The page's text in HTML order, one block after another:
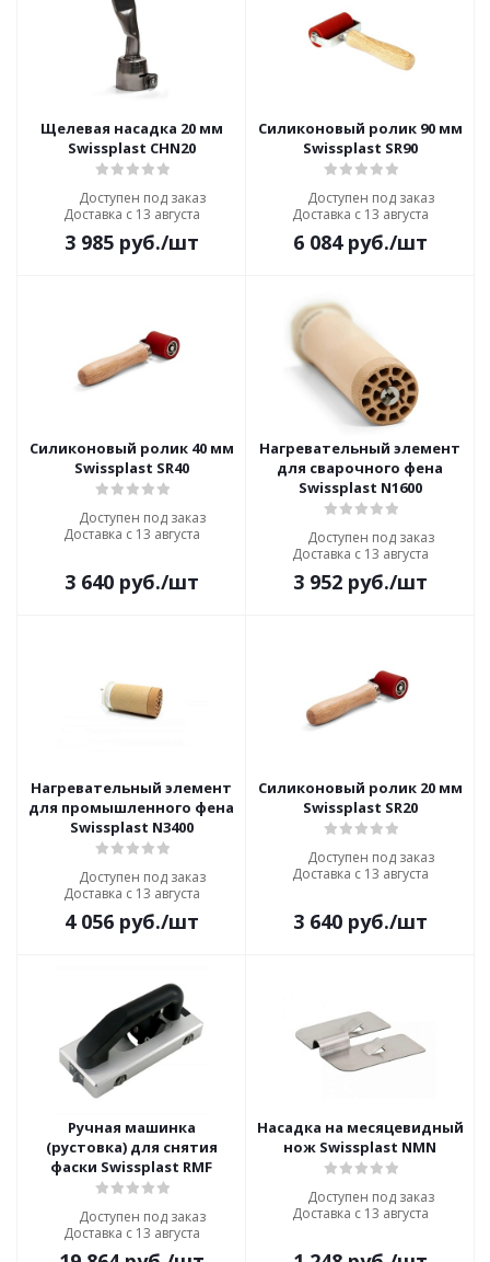
Щелевая насадка 20 мм
Swissplast CHN20
Доступен под заказ
Доставка с 13 августа
3 985руб./шт
Силиконовый ролик 90 мм
Swissplast SR90
Доступен под заказ
Доставка с 13 августа
6 084руб./шт
Силиконовый ролик 40 мм
Swissplast SR40
Доступен под заказ
Доставка с 13 августа
3 640руб./шт
Нагревательный элемент
для сварочного фена
Swissplast N1600
Доступен под заказ
Доставка с 13 августа
3 952руб./шт
Нагревательный элемент
для промышленного фена
Swissplast N3400
Доступен под заказ
Доставка с 13 августа
4 056руб./шт
Силиконовый ролик 20 мм
Swissplast SR20
Доступен под заказ
Доставка с 13 августа
3 640руб./шт
Ручная машинка
(рустовка) для снятия
фаски Swissplast RMF
Доступен под заказ
Доставка с 13 августа
Насадка на месяцевидный
нож Swissplast NMN
Доступен под заказ
Доставка с 13 августа